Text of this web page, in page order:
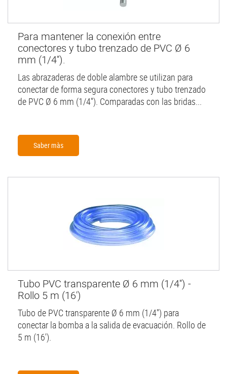
Para mantener la conexión entre
conectores y tubo trenzado de PVC Ø 6
mm (1/4'').
Las abrazaderas de doble alambre se utilizan para
conectar de forma segura conectores y tubo trenzado
de PVC Ø 6 mm (1/4''). Comparadas con las bridas...
Saber màs
Tubo PVC transparente Ø 6 mm (1/4'') -
Rollo 5 m (16')
Tubo de PVC transparente Ø 6 mm (1/4'') para
conectar la bomba a la salida de evacuación. Rollo de
5 m (16').